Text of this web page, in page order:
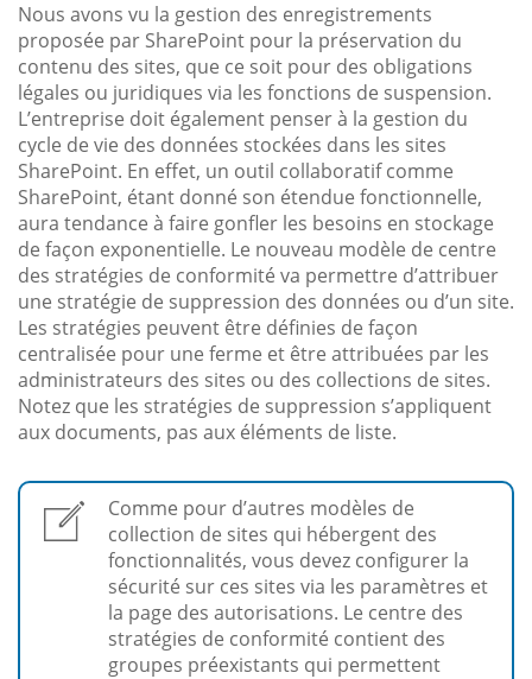
Nous avons vu la gestion des enregistrements
proposée par SharePoint pour la préservation du
contenu des sites, que ce soit pour des obligations
légales ou juridiques via les fonctions de suspension.
L’entreprise doit également penser à la gestion du
cycle de vie des données stockées dans les sites
SharePoint. En effet, un outil collaboratif comme
SharePoint, étant donné son étendue fonctionnelle,
aura tendance à faire gonfler les besoins en stockage
de façon exponentielle. Le nouveau modèle de centre
des stratégies de conformité va permettre d’attribuer
une stratégie de suppression des données ou d’un site.
Les stratégies peuvent être définies de façon
centralisée pour une ferme et être attribuées par les
administrateurs des sites ou des collections de sites.
Notez que les stratégies de suppression s’appliquent
aux documents, pas aux éléments de liste.
Comme pour d’autres modèles de
collection de sites qui hébergent des
fonctionnalités, vous devez configurer la
sécurité sur ces sites via les paramètres et
la page des autorisations. Le centre des
stratégies de conformité contient des
groupes préexistants qui permettent